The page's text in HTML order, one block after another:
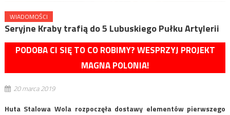
WIADOMOŚCI
Seryjne Kraby trafią do 5 Lubuskiego Pułku Artylerii
PODOBA CI SIĘ TO CO ROBIMY? WESPRZYJ PROJEKT
MAGNA POLONIA!
20 marca 2019
Huta Stalowa Wola rozpoczęła dostawy elementów pierwszego